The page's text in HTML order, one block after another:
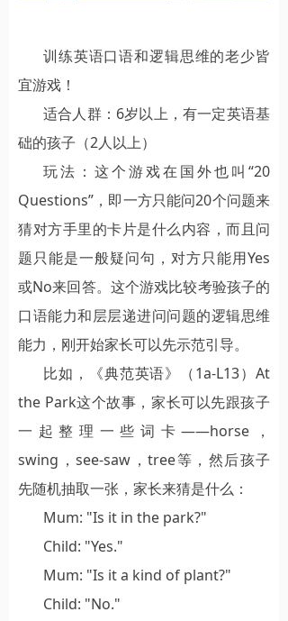
训练英语口语和逻辑思维的老少皆
宜游戏！
适合人群：6岁以上，有一定英语基
础的孩子（2人以上）
玩法：这个游戏在国外也叫“20
Questions”，即一方只能问20个问题来
猜对方手里的卡片是什么内容，而且问
题只能是一般疑问句，对方只能用Yes
或No来回答。这个游戏比较考验孩子的
口语能力和层层递进问问题的逻辑思维
能力，刚开始家长可以先示范引导。
比如，《典范英语》（1a-L13）At
the Park这个故事，家长可以先跟孩子
一起整理一些词卡——horse，
swing，see-saw，tree等，然后孩子
先随机抽取一张，家长来猜是什么：
Mum: "Is it in the park?"
Child: "Yes."
Mum: "Is it a kind of plant?"
Child: "No."